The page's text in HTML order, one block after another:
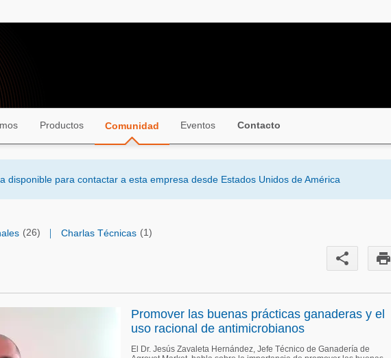
Productos Comunidad Eventos Contacto
disponible para contactar a esta empresa desde Estados Unidos de América
(26) | Charlas Técnicas (1)
share print
Promover las buenas prácticas ganaderas y el
uso racional de antimicrobianos
El Dr. Jesús Zavaleta Hernández, Jefe Técnico de Ganadería de